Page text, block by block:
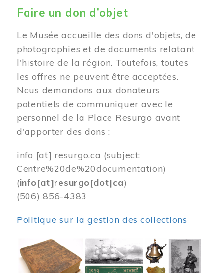
Faire un don d’objet
Le Musée accueille des dons d'objets, de
photographies et de documents relatant
l'histoire de la région. Toutefois, toutes
les offres ne peuvent être acceptées.
Nous demandons aux donateurs
potentiels de communiquer avec le
personnel de la Place Resurgo avant
d'apporter des dons :
info [at] resurgo.ca (subject:
Centre%20de%20documentation)
(info[at]resurgo[dot]ca)
(506) 856-4383
Politique sur la gestion des collections